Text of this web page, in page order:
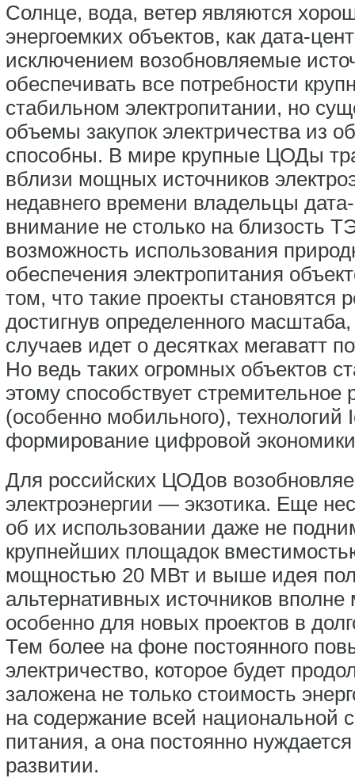
Солнце, вода, ветер являются
энергоемких объектов, как дата-
исключением возобновляемые
обеспечивать все потребности
стабильном электропитании, но
объемы закупок электричества из
способны. В мире крупные ЦОДы
вблизи мощных источников
недавнего времени владельцы
внимание не столько на близость
возможность использования
обеспечения электропитания
том, что такие проекты
достигнув определенного
случаев идет о десятках мегаватт
Но ведь таких огромных объектов
этому способствует стремительное
(особенно мобильного), технологий
формирование цифровой
Для российских ЦОДов
электроэнергии — экзотика. Еще
об их использовании даже не
крупнейших площадок
мощностью 20 МВт и выше идея
альтернативных источников
особенно для новых проектов в
Тем более на фоне постоянного
электричество, которое будет
заложена не только стоимость
на содержание всей национальной
питания, а она постоянно
развитии.